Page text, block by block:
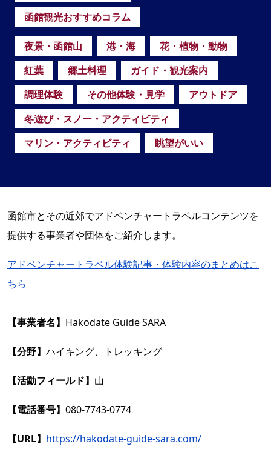
函館観光おすすめコラム
夜景・函館山 港・海
花・植物・動物
紅葉
郷土料理
ガイド・観光案内
調理体験
その他体験・見学
アウトドア
冬遊び・スノー・アクティビティ
マリン・アクティビティ
眺望がいい
函館市とその近郊でアドベンチャートラベルコンテンツを
提供する事業者や団体をご紹介します。
アドベンチャートラベル体験記事・体験内容のまとめはこ
ちら
【事業者名】 Hakodate Guide SARA
【分野】 ハイキング、トレッキング
【活動フィールド】 山
【電話番号】 080-7743-0774
【URL】 https://hakodate-guide-sara.com/